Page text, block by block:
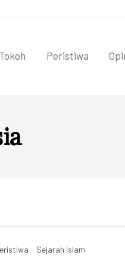
Peristiwa
Sejarah Islam